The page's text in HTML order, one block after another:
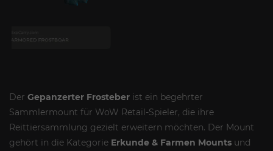
Der Gepanzerter Frosteber ist ein begehrter
Sammlermount für WoW Retail-Spieler, die ihre
Reittiersammlung gezielt erweitern möchten. Der Mount
gehört in die Kategorie Erkunde & Farmen Mounts und